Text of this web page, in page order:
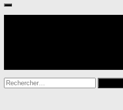
Rechercher :